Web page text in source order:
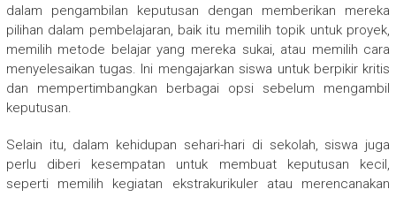
dalam pengambilan keputusan dengan memberikan mereka
pilihan dalam pembelajaran, baik itu memilih topik untuk proyek,
memilih metode belajar yang mereka sukai, atau memilih cara
menyelesaikan tugas. Ini mengajarkan siswa untuk berpikir kritis
dan mempertimbangkan berbagai opsi sebelum mengambil
keputusan.
Selain itu, dalam kehidupan sehari-hari di sekolah, siswa juga
perlu diberi kesempatan untuk membuat keputusan kecil,
seperti memilih kegiatan ekstrakurikuler atau merencanakan